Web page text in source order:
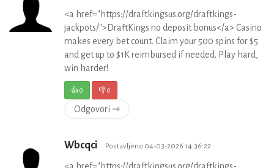
<a href="https://draftkingsus.org/draftkings-
jackpots/">DraftKings no deposit bonus</a> Casino
makes every bet count. Claim your 500 spins for $5
and get up to $1K reimbursed if needed. Play hard,
win harder!
👍0 👎0
Odgovori ⇾
Wbcqci Postavljeno 04-03-2026 14:36:22